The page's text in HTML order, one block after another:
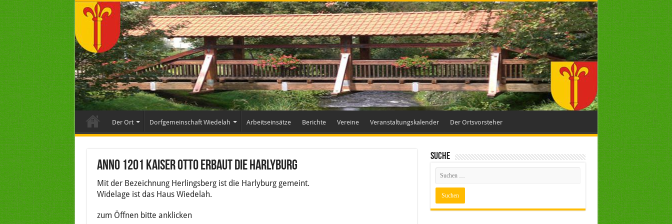
Der Ort Dorfgemeinschaft Wiedelah Arbeitseinsätze Berichte Vereine Veranstaltungskalender Der Ortsvorsteher
Anno 1201 Kaiser Otto erbaut die Harlyburg
Mit der Bezeichnung Herlingsberg ist die Harlyburg gemeint.
Widelage ist das Haus Wiedelah.
zum Öffnen bitte anklicken
Suche